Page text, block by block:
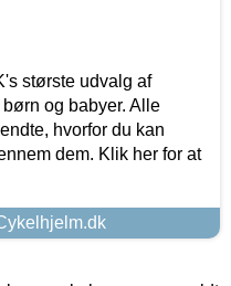
største udvalg af
og babyer. Alle
hvorfor du kan
dem. Klik her for at